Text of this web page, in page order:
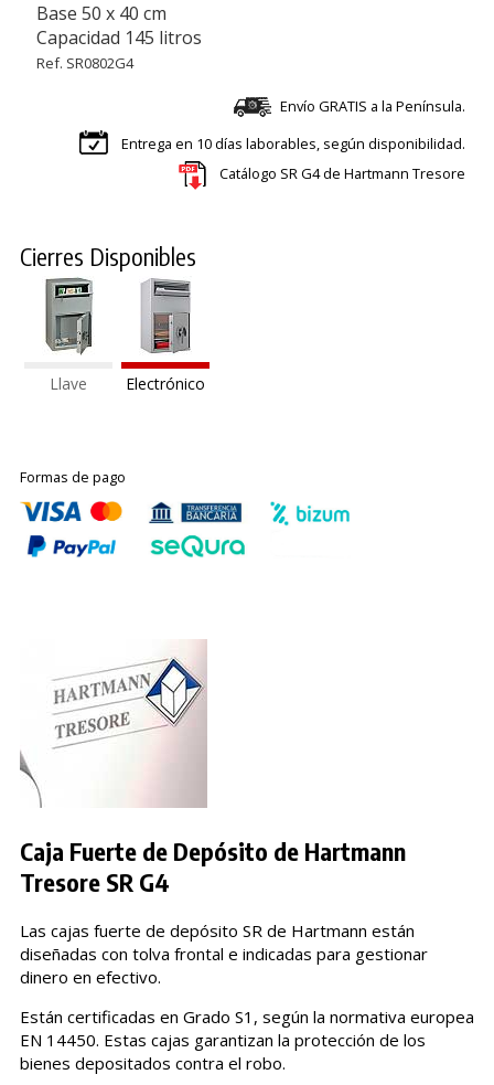
Base 50 x 40 cm
Capacidad 145 litros
Ref. SR0802G4
Envío GRATIS a la Península.
Entrega en 10 días laborables, según disponibilidad.
Catálogo SR G4 de Hartmann Tresore
Cierres Disponibles
Llave Electrónico
Formas de pago
Caja Fuerte de Depósito de Hartmann
Tresore SR G4
Las cajas fuerte de depósito SR de Hartmann están
diseñadas con tolva frontal e indicadas para gestionar
dinero en efectivo.
Están certificadas en Grado S1, según la normativa europea
EN 14450. Estas cajas garantizan la protección de los
bienes depositados contra el robo.